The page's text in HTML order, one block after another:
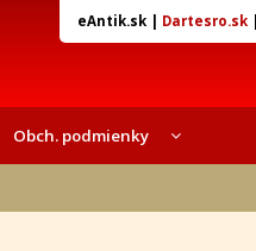
eAntik.sk| Dartesro.sk|
Obch. podmienky